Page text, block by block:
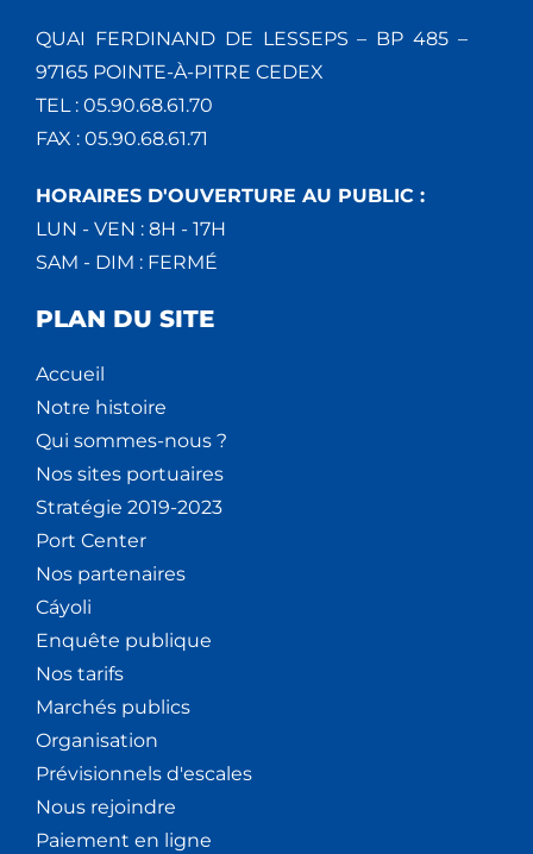
QUAI FERDINAND DE LESSEPS – BP 485 –
97165 POINTE-À-PITRE CEDEX
TEL : 05.90.68.61.70
FAX : 05.90.68.61.71
HORAIRES D'OUVERTURE AU PUBLIC :
LUN - VEN : 8H - 17H
SAM - DIM : FERMÉ
PLAN DU SITE
Accueil
Notre histoire
Qui sommes-nous ?
Nos sites portuaires
Stratégie 2019-2023
Port Center
Nos partenaires
Cáyoli
Enquête publique
Nos tarifs
Marchés publics
Organisation
Prévisionnels d'escales
Nous rejoindre
Paiement en ligne